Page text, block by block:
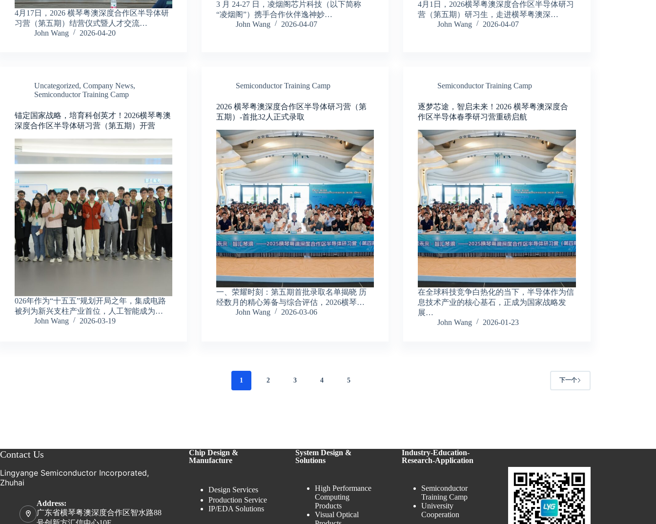
4月17日，2026 横琴粤澳深度合作区半导体研
习营（第五期）结营仪式暨人才交流…
John Wang
2026-04-20
3 月 24-27 日，凌烟阁芯片科技（以下简称
“凌烟阁”）携手合作伙伴逸神妙…
John Wang
2026-04-07
4月1日，2026横琴粤澳深度合作区半导体研习
营（第五期）研习生，走进横琴粤澳深…
John Wang
2026-04-07
Uncategorized, Company News,
Semiconductor Training Camp
锚定国家战略，培育科创英才！2026横琴粤澳
深度合作区半导体研习营（第五期）开营
026年作为“十五五”规划开局之年，集成电路
被列为新兴支柱产业首位，人工智能成为…
John Wang
2026-03-19
Semiconductor Training Camp
2026 横琴粤澳深度合作区半导体研习营（第
五期）-首批32人正式录取
一、荣耀时刻：第五期首批录取名单揭晓 历
经数月的精心筹备与综合评估，2026横琴…
John Wang
2026-03-06
Semiconductor Training Camp
逐梦芯途，智启未来！2026 横琴粤澳深度合
作区半导体春季研习营重磅启航
在全球科技竞争白热化的当下，半导体作为信
息技术产业的核心基石，正成为国家战略发
展…
John Wang
2026-01-23
1 2 3 4 5 下一个
Contact Us
Lingyange Semiconductor Incorporated,
Zhuhai
Address:
广东省横琴粤澳深度合作区智水路88
Chip Design &
Manufacture
Design Services
Production Service
IP/EDA Solutions
System Design &
Solutions
High Performance
Computing
Products
Visual Optical
Industry-Education-
Research-Application
Semiconductor
Training Camp
University
Cooperation